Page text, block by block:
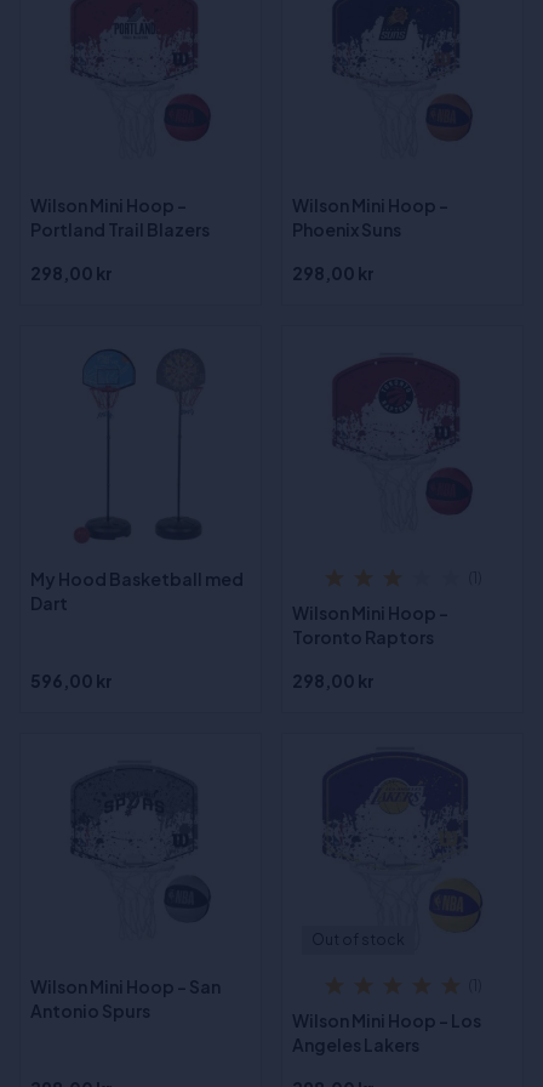
Wilson Mini Hoop -
Portland Trail Blazers
298,00 kr
Wilson Mini Hoop -
Phoenix Suns
298,00 kr
My Hood Basketball med
Dart
596,00 kr
Wilson Mini Hoop -
Toronto Raptors
298,00 kr
Wilson Mini Hoop - San
Antonio Spurs
Wilson Mini Hoop - Los
Angeles Lakers